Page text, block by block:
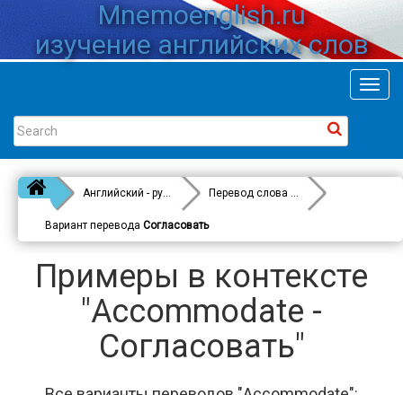
Mnemoenglish.ru
изучение английских слов
Английский - русский Перевод слова
Accommodate
Вариант перевода Согласовать
Примеры в контексте
"Accommodate -
Согласовать"